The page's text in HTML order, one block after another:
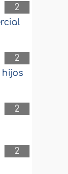
2
2
hijos
2
2